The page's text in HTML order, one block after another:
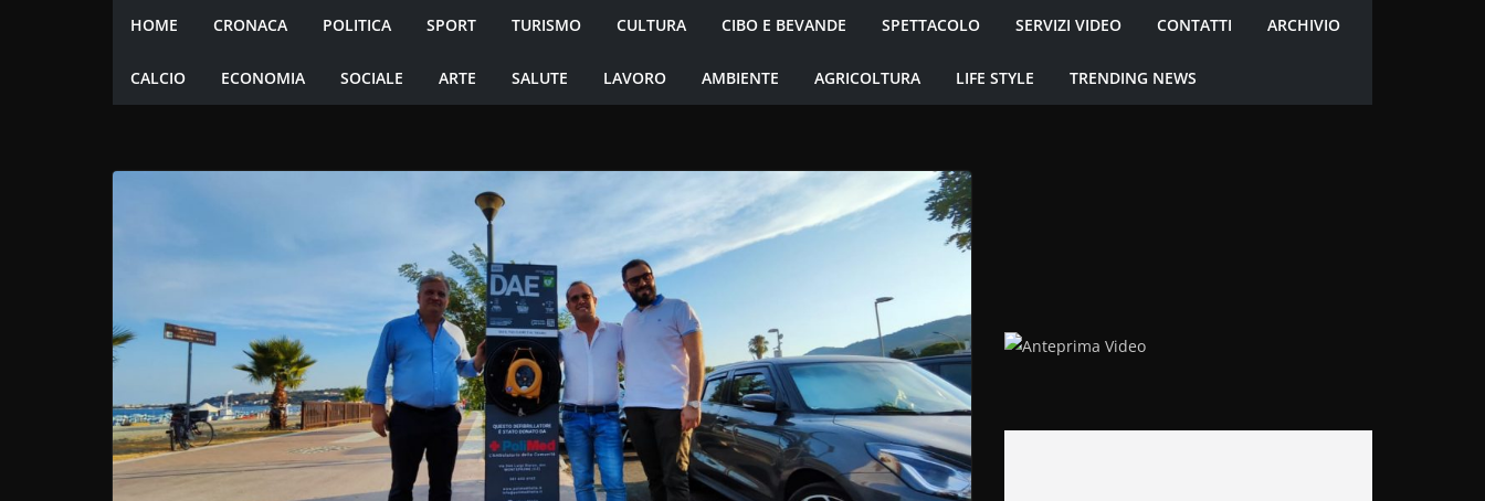
HOME CRONACA POLITICA SPORT TURISMO CULTURA CIBO E BEVANDE SPETTACOLO SERVIZI VIDEO CONTATTI ARCHIVIO
CALCIO ECONOMIA SOCIALE ARTE SALUTE LAVORO AMBIENTE AGRICOLTURA LIFE STYLE TRENDING NEWS